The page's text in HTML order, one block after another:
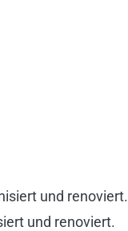
und renoviert.
und renoviert.